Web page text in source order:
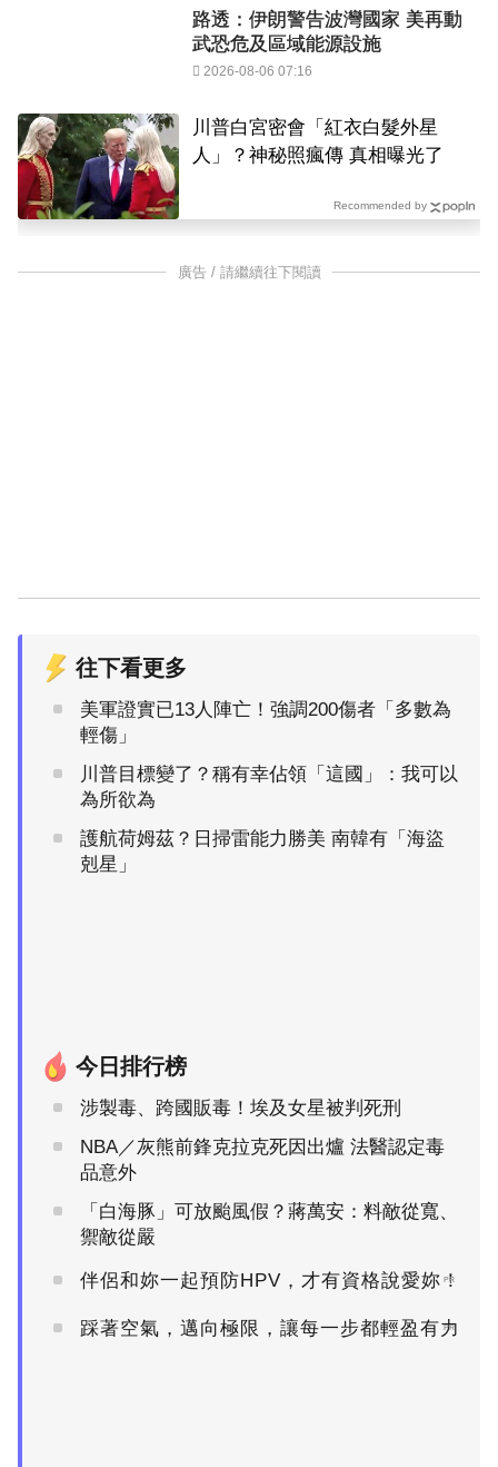
路透：伊朗警告波灣國家 美再動
武恐危及區域能源設施
2026-08-06 07:16
川普白宮密會「紅衣白髮外星
人」？神秘照瘋傳 真相曝光了
Recommended by
廣告 / 請繼續往下閱讀
往下看更多
美軍證實已13人陣亡！強調200傷者「多數為
輕傷」
川普目標變了？稱有幸佔領「這國」：我可以
為所欲為
護航荷姆茲？日掃雷能力勝美 南韓有「海盜
剋星」
今日排行榜
涉製毒、跨國販毒！埃及女星被判死刑
NBA／灰熊前鋒克拉克死因出爐 法醫認定毒
品意外
「白海豚」可放颱風假？蔣萬安：料敵從寬、
禦敵從嚴
伴侶和妳一起預防HPV，才有資格說愛妳！
PR
踩著空氣，邁向極限，讓每一步都輕盈有力
PR